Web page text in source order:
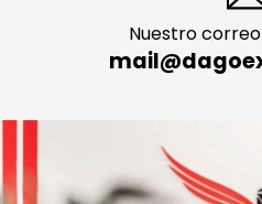
Nuestro